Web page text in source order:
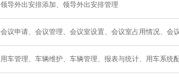
领导外出安排添加、领导外出安排管理
会议申请、会议管理、会议室设置、会议室占用情况、会
用车管理、车辆维护、车辆管理、报表与统计、用车系统